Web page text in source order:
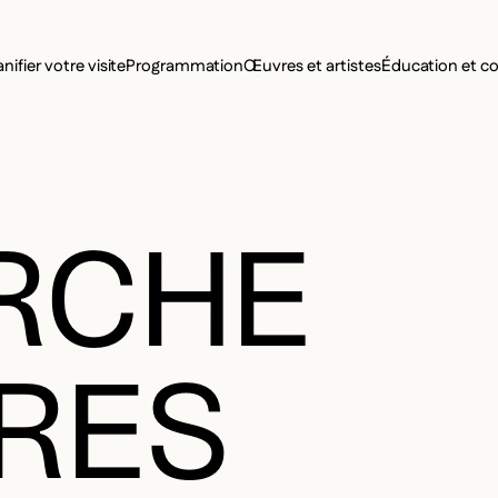
MENU
votre visiteProgrammationŒuvres et artistesÉducation et